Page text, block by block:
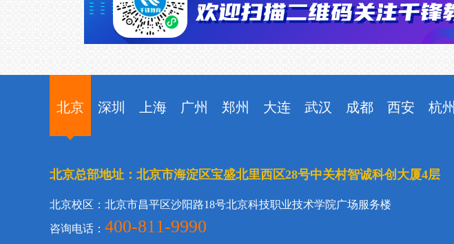
北京 深圳 上海 广州 郑州 大连 武汉 成都 西安 杭州
北京总部地址：北京市海淀区宝盛北里西区28号中关村智诚科创大厦4层
北京校区：北京市昌平区沙阳路18号北京科技职业技术学院广场服务楼
咨询电话： 400-811-9990